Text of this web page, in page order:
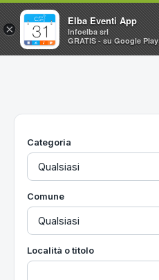
Home
Utilità
Categoria
Comune
Località o titolo
×
Elba Eventi App
Infoelba srl
GRATIS - su Google Play